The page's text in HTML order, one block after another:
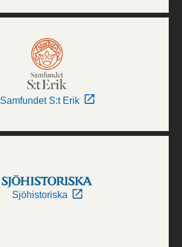
Samfundet S:t Erik
Sjöhistoriska